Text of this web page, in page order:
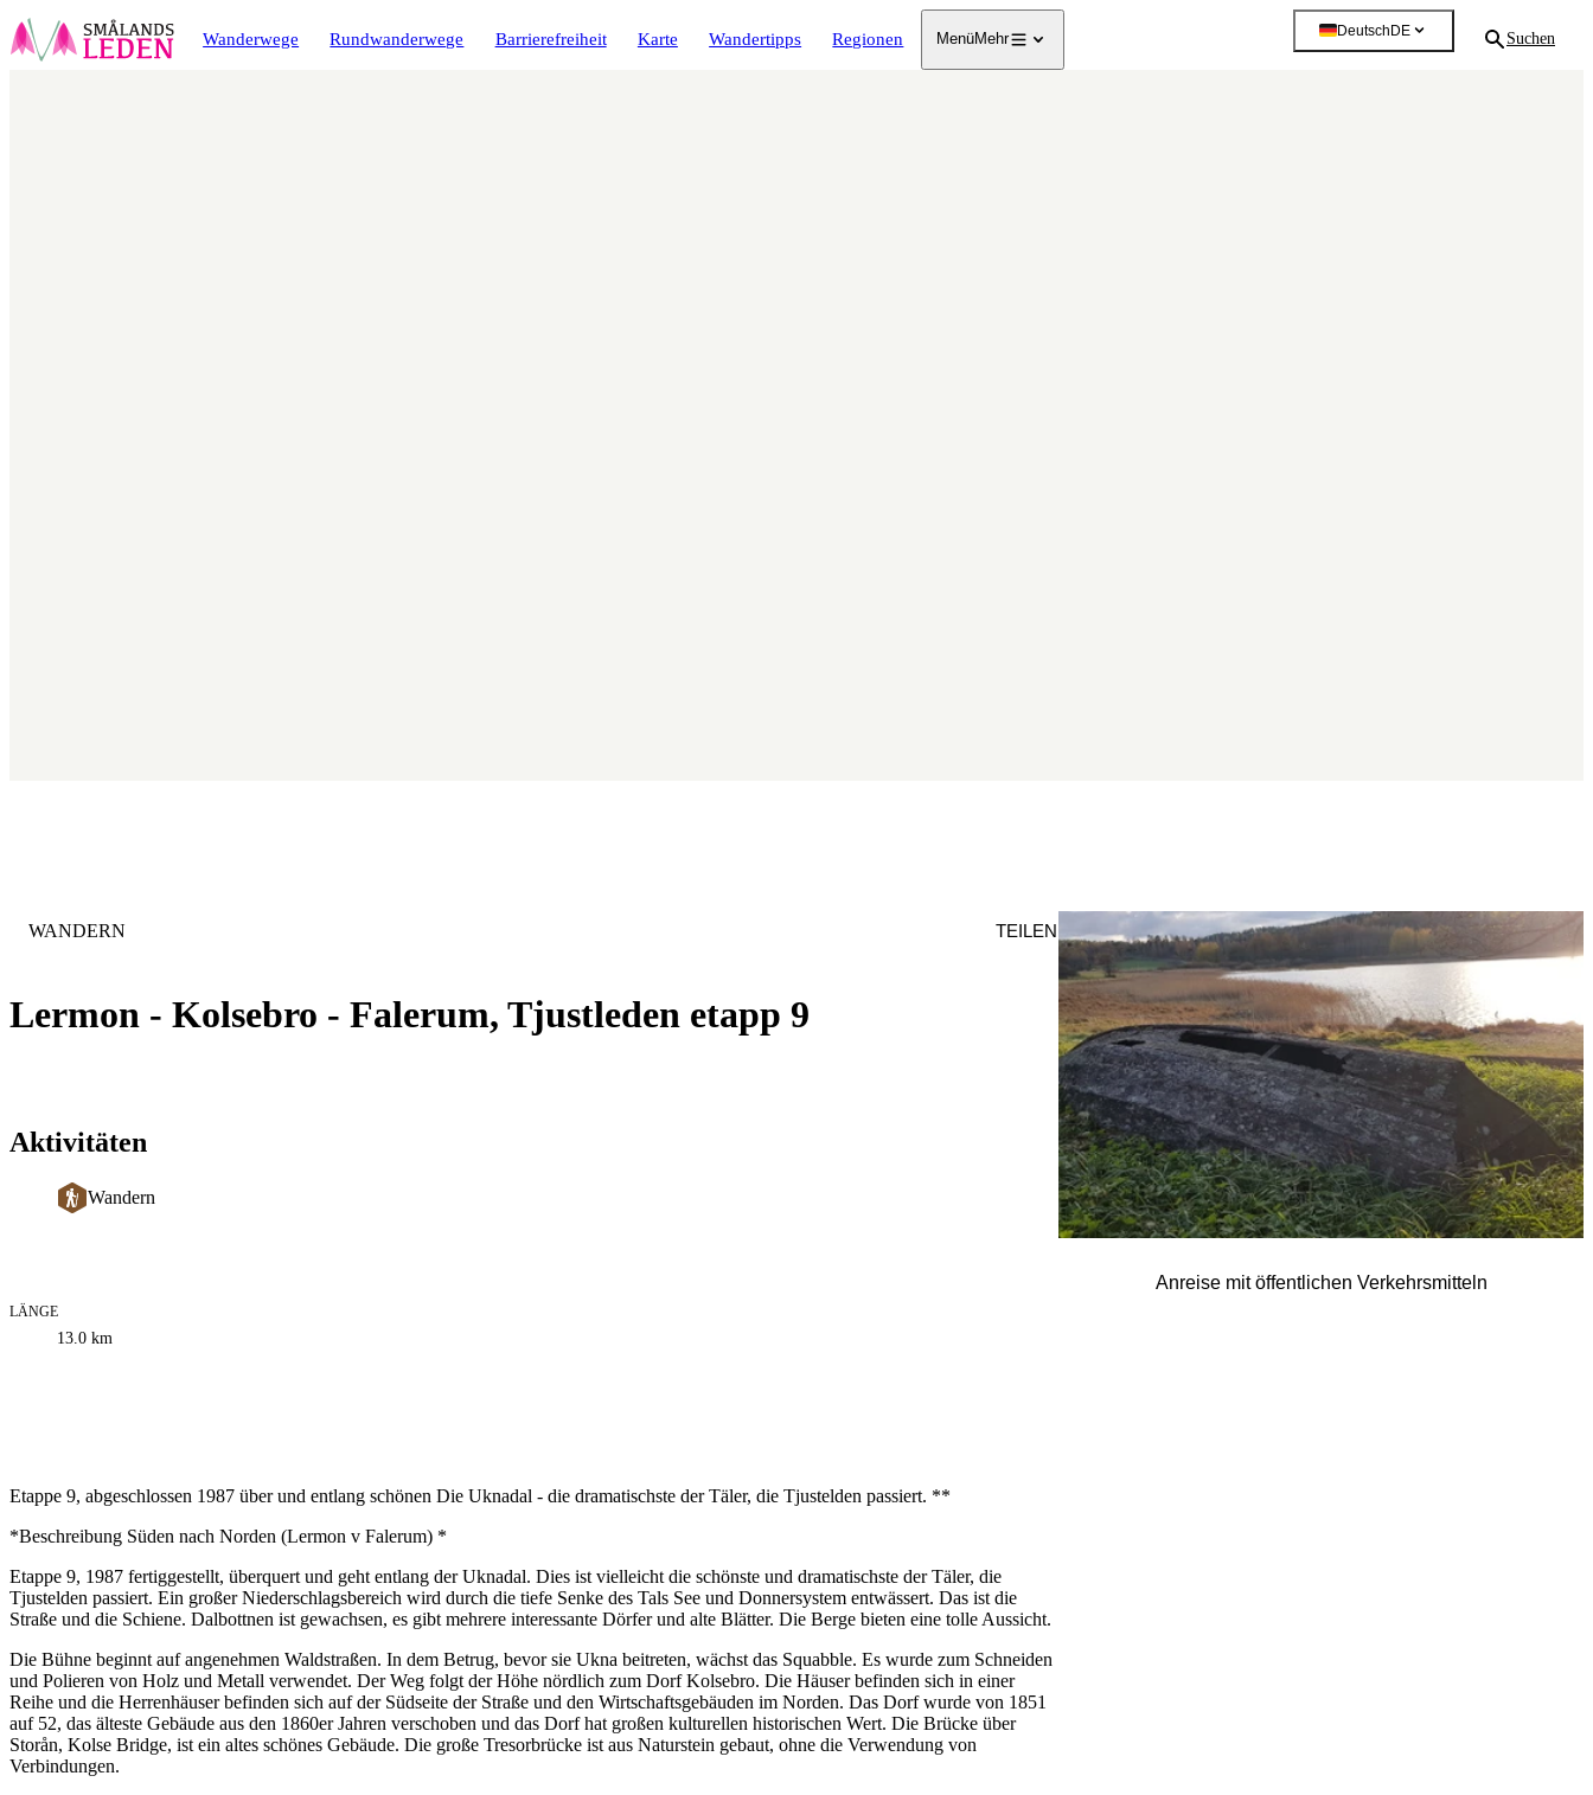
Wanderwege Rundwanderwege Barrierefreiheit Karte Wandertipps Regionen MenüMehr
Deutsch DE Suchen
Lermon - Kolsebro - Falerum, Tjustleden etapp 9
KATEGORIE
WANDERN TEILEN
Aktivitäten
Wandern
Informationen
zum
LÄNGE
13.0 km
Etappe 9, abgeschlossen 1987 über und entlang schönen Die Uknadal - die dramatischste der Täler, die Tjustelden passiert. **
*Beschreibung Süden nach Norden (Lermon v Falerum) *
Etappe 9, 1987 fertiggestellt, überquert und geht entlang der Uknadal. Dies ist vielleicht die schönste und dramatischste der Täler, die
Tjustelden passiert. Ein großer Niederschlagsbereich wird durch die tiefe Senke des Tals See und Donnersystem entwässert. Das ist die
Straße und die Schiene. Dalbottnen ist gewachsen, es gibt mehrere interessante Dörfer und alte Blätter. Die Berge bieten eine tolle Aussicht.
Die Bühne beginnt auf angenehmen Waldstraßen. In dem Betrug, bevor sie Ukna beitreten, wächst das Squabble. Es wurde zum Schneiden
und Polieren von Holz und Metall verwendet. Der Weg folgt der Höhe nördlich zum Dorf Kolsebro. Die Häuser befinden sich in einer
Reihe und die Herrenhäuser befinden sich auf der Südseite der Straße und den Wirtschaftsgebäuden im Norden. Das Dorf wurde von 1851
auf 52, das älteste Gebäude aus den 1860er Jahren verschoben und das Dorf hat großen kulturellen historischen Wert. Die Brücke über
Storån, Kolse Bridge, ist ein altes schönes Gebäude. Die große Tresorbrücke ist aus Naturstein gebaut, ohne die Verwendung von
Verbindungen.
Bildergalerie
Anreise mit öffentlichen Verkehrsmitteln